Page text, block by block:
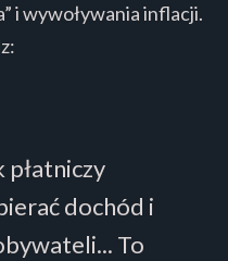
i wywoływania inflacji.
dochód i
To